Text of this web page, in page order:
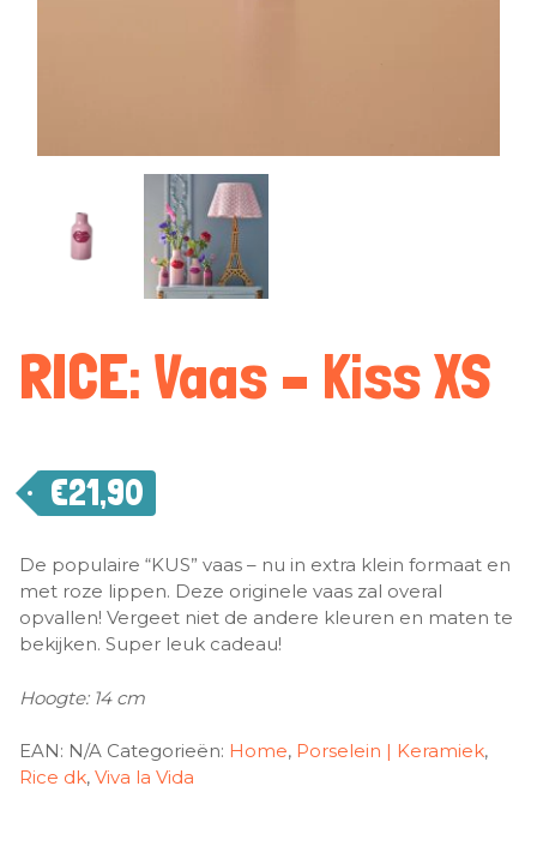
RICE: Vaas – Kiss XS
€21,90
De populaire “KUS” vaas – nu in extra klein formaat en
met roze lippen. Deze originele vaas zal overal
opvallen! Vergeet niet de andere kleuren en maten te
bekijken. Super leuk cadeau!
Hoogte: 14 cm
EAN: N/A Categorieën: Home, Porselein | Keramiek,
Rice dk, Viva la Vida